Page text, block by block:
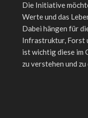
Die Initiative
Werte und das
Dabei hängen für
Infrastruktur, Forst
ist wichtig diese im
zu verstehen und